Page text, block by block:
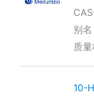
别
质
10-